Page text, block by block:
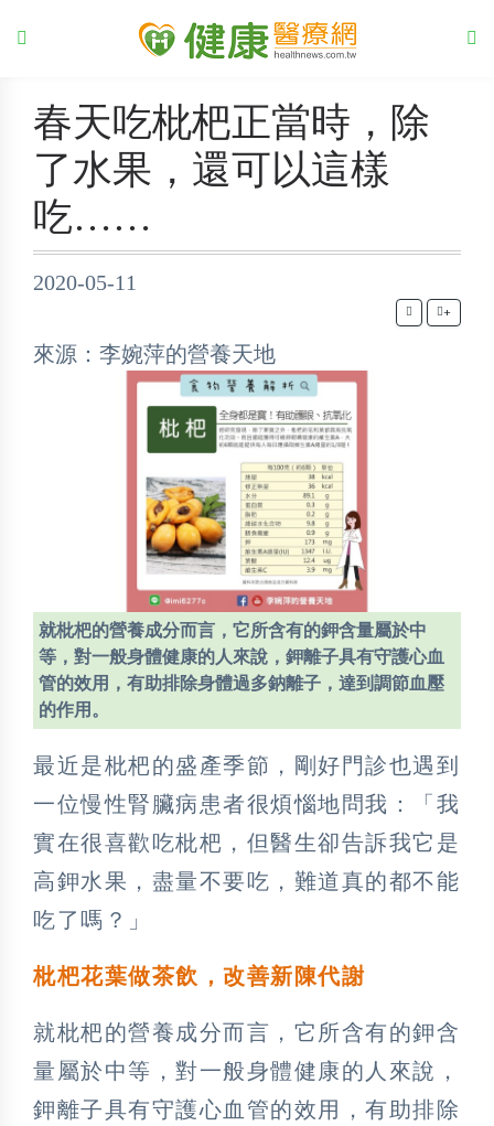
春天吃枇杷正當時，除
了水果，還可以這樣
吃……
2020-05-11
+
來源：李婉萍的營養天地
就枇杷的營養成分而言，它所含有的鉀含量屬於中
等，對一般身體健康的人來說，鉀離子具有守護心血
管的效用，有助排除身體過多鈉離子，達到調節血壓
的作用。
最近是枇杷的盛產季節，剛好門診也遇到
一位慢性腎臟病患者很煩惱地問我：「我
實在很喜歡吃枇杷，但醫生卻告訴我它是
高鉀水果，盡量不要吃，難道真的都不能
吃了嗎？」
枇杷花葉做茶飲，改善新陳代謝
就枇杷的營養成分而言，它所含有的鉀含
量屬於中等，對一般身體健康的人來說，
鉀離子具有守護心血管的效用，有助排除